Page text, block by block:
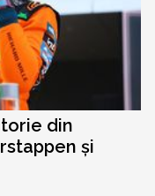
din
și